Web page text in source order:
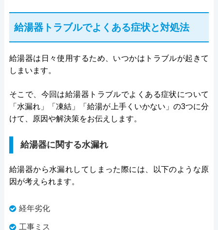
給湯器トラブルでよくある症状と対処法
給湯器は日々使用するため、いつかはトラブルが起きて
しまいます。
そこで、今回は給湯器トラブルでよくある症状について
「水漏れ」「凍結」「給湯が上手くいかない」の3つに分
けて、原因や解決策をお伝えします。
給湯器に関する水漏れ
給湯器から水漏れしてしまった際には、以下のような原
因が考えられます。
経年劣化
工事ミス